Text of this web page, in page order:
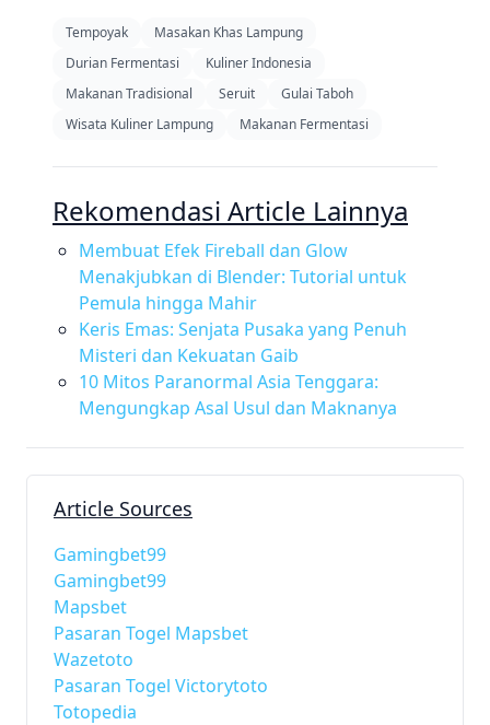
Tempoyak
Masakan Khas Lampung
Durian Fermentasi
Kuliner Indonesia
Makanan Tradisional
Seruit
Gulai Taboh
Wisata Kuliner Lampung
Makanan Fermentasi
Rekomendasi Article Lainnya
Membuat Efek Fireball dan Glow
Menakjubkan di Blender: Tutorial untuk
Pemula hingga Mahir
Keris Emas: Senjata Pusaka yang Penuh
Misteri dan Kekuatan Gaib
10 Mitos Paranormal Asia Tenggara:
Mengungkap Asal Usul dan Maknanya
Article Sources
Gamingbet99
Gamingbet99
Mapsbet
Pasaran Togel Mapsbet
Wazetoto
Pasaran Togel Victorytoto
Totopedia